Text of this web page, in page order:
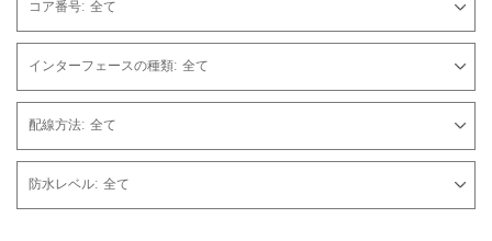
コア番号: 全て
インターフェースの種類: 全て
配線方法: 全て
防水レベル: 全て